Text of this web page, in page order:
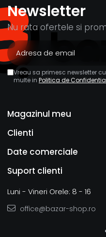
Newsletter
Nu rata ofertele si
Vreau sa primesc newsletter
multe in Politica de
Magazinul meu
Clienti
Date comerciale
Suport clienti
Luni - Vineri Orele: 8 - 16
office@bazar-shop.ro